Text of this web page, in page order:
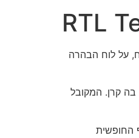
RTL
על לוח הבהרה
קרן. המקובל
החופשית